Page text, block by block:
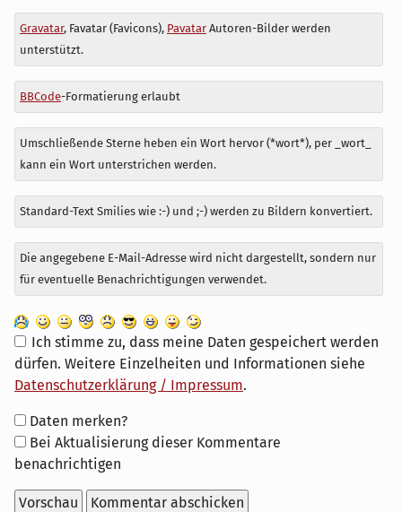
Antwort
zu
Gravatar, Favatar (Favicons), PavatarAutoren-Bilder werden
unterstützt.
BBCode-Formatierung erlaubt
Umschließende Sterne heben ein Wort hervor (*wort*), per _wort_
kann ein Wort unterstrichen werden.
Standard-Text Smilies wie :-) und ;-) werden zu Bildern konvertiert.
Die angegebene E-Mail-Adresse wird nicht dargestellt, sondern nur
für eventuelle Benachrichtigungen verwendet.
Ich stimme zu, dass meine Daten gespeichert werden
dürfen. Weitere Einzelheiten und Informationen siehe
Datenschutzerklärung / Impressum.
Formular-
Optionen
Daten merken?
Bei Aktualisierung dieser Kommentare
benachrichtigen